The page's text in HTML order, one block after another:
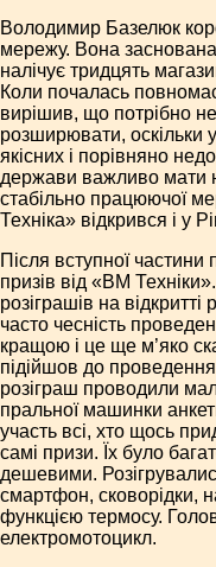
Володимир Базелюк
мережу. Вона заснована
налічує тридцять
Коли почалась
вирішив, що потрібно
розширювати, оскільки
якісних і порівняно
держави важливо мати
стабільно працюючої
Техніка» відкрився і у
Після вступної
призів від «ВМ
розіграшів на
часто чесність
кращою і це ще м’яко
підійшов до
розіграш проводили
пральної машинки
участь всі, хто щось
самі призи. Їх було
дешевими.
смартфон, сковорідки,
функцією термосу.
електромотоцикл.